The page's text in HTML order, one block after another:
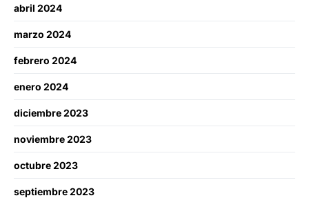
abril 2024
marzo 2024
febrero 2024
enero 2024
diciembre 2023
noviembre 2023
octubre 2023
septiembre 2023